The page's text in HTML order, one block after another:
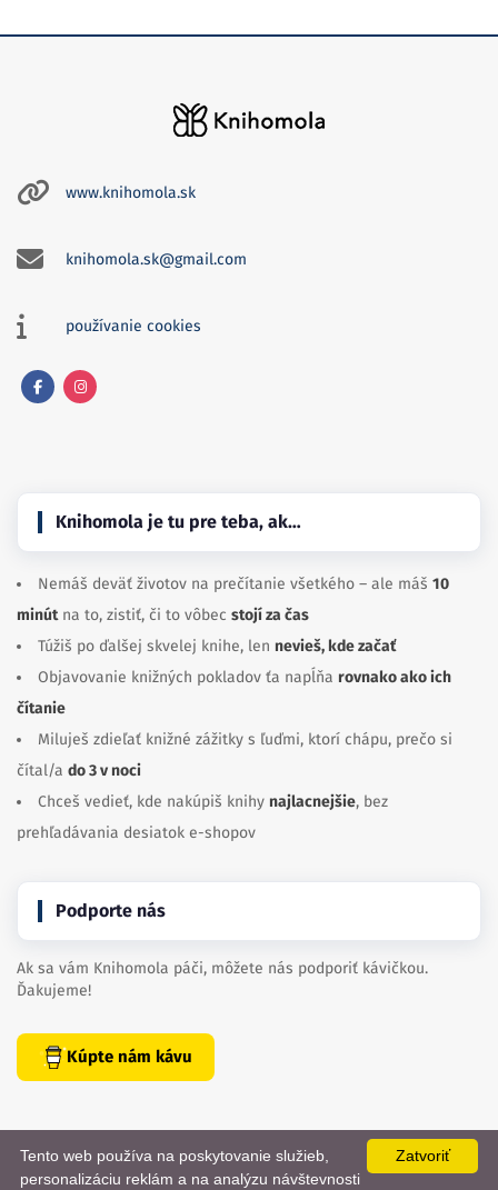
www.knihomola.sk
knihomola.sk@gmail.com
používanie cookies
Knihomola je tu pre teba, ak…
Nemáš deväť životov na prečítanie všetkého – ale máš 10
minútna to, zistiť, či to vôbec stojí za čas
Túžiš po ďalšej skvelej knihe, len nevieš, kde začať
Objavovanie knižných pokladov ťa napĺňa rovnako ako ich
čítanie
Miluješ zdieľať knižné zážitky s ľuďmi, ktorí chápu, prečo si
čítal/a do 3 v noci
Chceš vedieť, kde nakúpiš knihy najlacnejšie, bez
prehľadávania desiatok e-shopov
Podporte nás
Ak sa vám Knihomola páči, môžete nás podporiť kávičkou.
Ďakujeme!
Kúpte nám kávu
Zatvoriť
Tento web používa na poskytovanie služieb,
personalizáciu reklám a na analýzu návštevnosti